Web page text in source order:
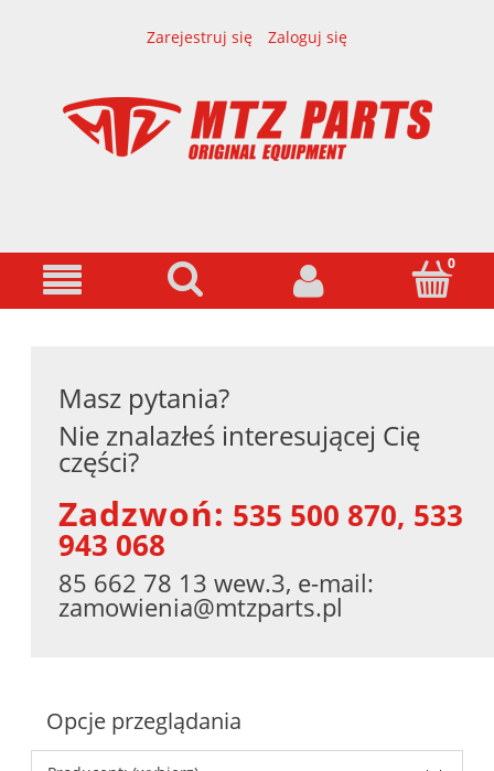
Zarejestruj się Zaloguj się
Masz pytania?
Nie znalazłeś interesującej Cię
części?
Zadzwoń: 535 500 870, 533
943 068
85 662 78 13 wew.3, e-mail:
zamowienia@mtzparts.pl
Opcje przeglądania